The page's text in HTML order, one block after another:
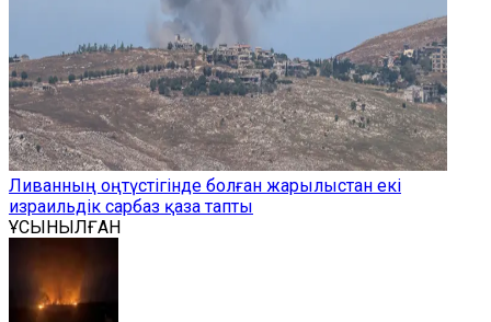
Ливанның оңтүстігінде болған жарылыстан екі
израильдік сарбаз қаза тапты
ҰСЫНЫЛҒАН